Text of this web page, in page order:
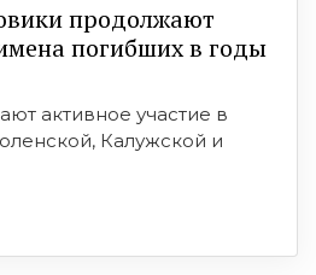
продолжают
погибших в годы
активное участие в
Калужской и